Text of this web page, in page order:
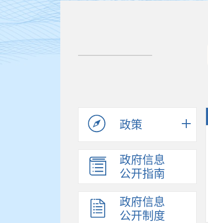
政策
政府信息
公开指南
政府信息
公开制度